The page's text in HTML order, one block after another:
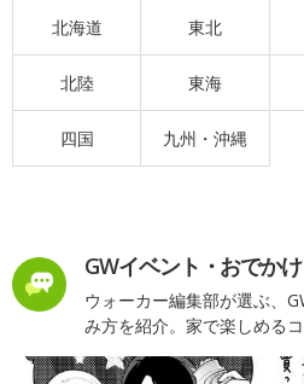
北海道 東北
北陸 東海
四国 九州・沖縄
GWイベント・おでか
ウォーカー編集部が選ぶ、
み方を紹介。家で楽しめる